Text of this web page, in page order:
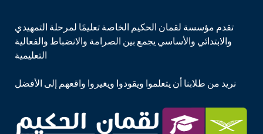
تقدم مؤسسة لقمان الحكيم الخاصة تعليمًا لمرحلة التمهيدي
والابتدائي والأساسي يجمع بين الصرامة والانضباط والفعالية
التعليمية
نريد من طلابنا أن يتعلموا ويقودوا ويغيروا واقعهم إلى الأفضل